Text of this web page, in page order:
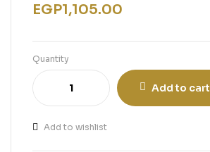
EGP1,105.00
Quantity
Add to cart
Add to wishlist